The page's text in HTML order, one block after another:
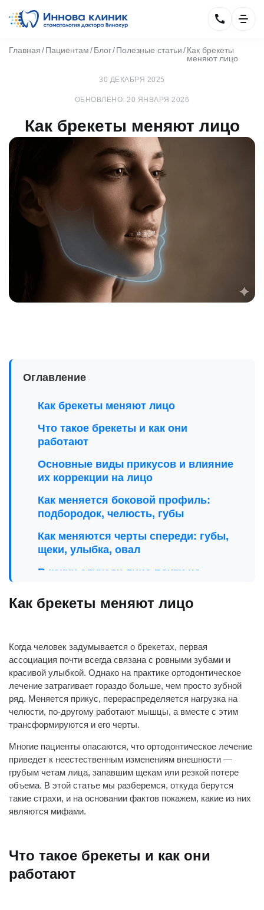
Главная Пациентам Блог Полезные статьи
Как брекеты
меняют лицо
30 ДЕКАБРЯ 2025
ОБНОВЛЕНО: 20 ЯНВАРЯ 2026
Как брекеты меняют лицо
Оглавление
Как брекеты меняют лицо
Что такое брекеты и как они
работают
Основные виды прикусов и влияние
их коррекции на лицо
Как меняется боковой профиль:
подбородок, челюсть, губы
Как меняются черты спереди: губы,
щеки, улыбка, овал
В каких случаях лицо почти не
Возраст и скелетная структура:
Что говорят научные данные о
влиянии брекетов на лицо
Типичные примеры «лицо до и после
брекетов»
Удаление зубов: мифы и реальность
пациентам
Итоги: что действительно меняют
брекеты
Как брекеты меняют лицо
Когда человек задумывается о брекетах, первая
ассоциация почти всегда связана с ровными зубами и
красивой улыбкой. Однако на практике ортодонтическое
лечение затрагивает гораздо больше, чем просто зубной
ряд. Меняется прикус, перераспределяется нагрузка на
челюсти, по-другому работают мышцы, а вместе с этим
трансформируются и его черты.
Многие пациенты опасаются, что ортодонтическое лечение
приведет к неестественным изменениям внешности —
грубым четам лица, запавшим щекам или резкой потере
объема. В этой статье мы разберемся, откуда берутся
такие страхи, и на основании фактов покажем, какие из них
являются мифами.
Что такое брекеты и как они
работают